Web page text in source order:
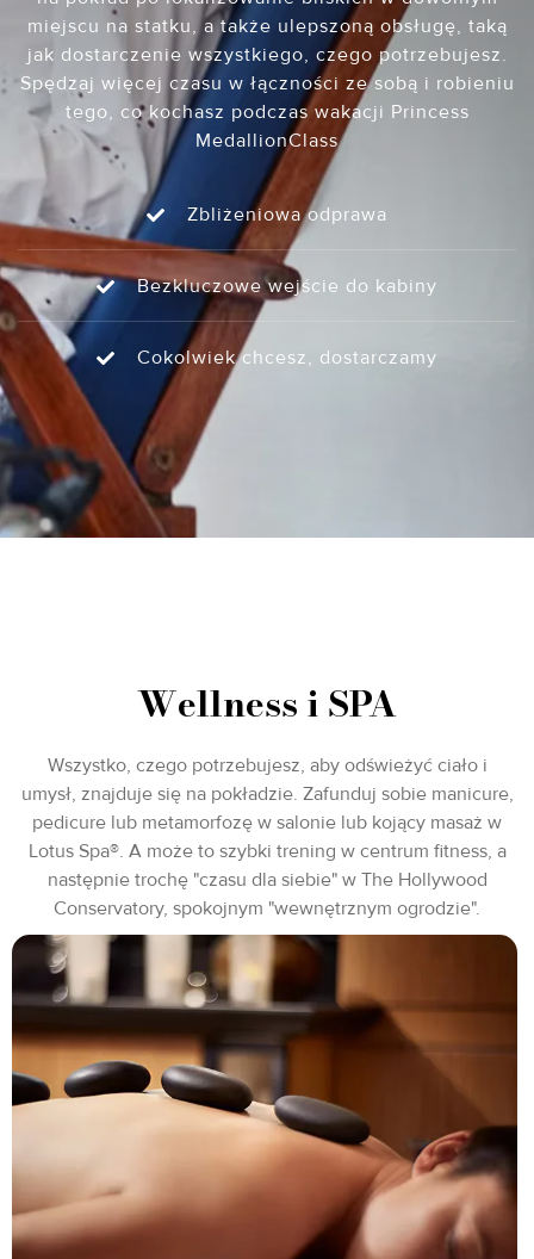
miejscu na statku, a także ulepszoną obsługę, taką
jak dostarczenie wszystkiego, czego potrzebujesz.
Spędzaj więcej czasu w łączności ze sobą i robieniu
tego, co kochasz podczas wakacji Princess
MedallionClass
Zbliżeniowa odprawa
Bezkluczowe wejście do kabiny
Cokolwiek chcesz, dostarczamy
Wellness i SPA
Wszystko, czego potrzebujesz, aby odświeżyć ciało i
umysł, znajduje się na pokładzie. Zafunduj sobie manicure,
pedicure lub metamorfozę w salonie lub kojący masaż w
Lotus Spa®. A może to szybki trening w centrum fitness, a
następnie trochę "czasu dla siebie" w The Hollywood
Conservatory, spokojnym "wewnętrznym ogrodzie".